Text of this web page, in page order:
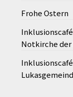
Frohe Ostern
Notkirche der